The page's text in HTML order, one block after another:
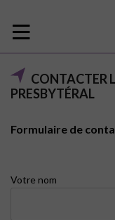
CONTACTER
PRESBYTÉRAL
Formulaire de
Votre nom